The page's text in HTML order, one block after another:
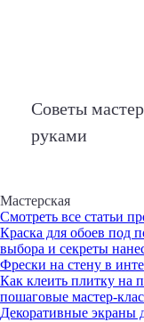
Советы
руками
Мастерская
Смотреть все статьи
Краска для обоев под
выбора и секреты
Фрески на стену в
Как клеить плитку на
пошаговые мастер-
Декоративные экраны